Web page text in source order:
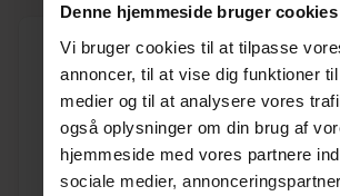
Denne hjemmeside bruger cookies
Vi bruger cookies til at tilpasse
annoncer, til at vise dig funktioner
medier og til at analysere vores
også oplysninger om din brug af
hjemmeside med vores partnere
sociale medier,
110 mm x 30° Pipelife PP kloak bøjning
Varenr. 10196755